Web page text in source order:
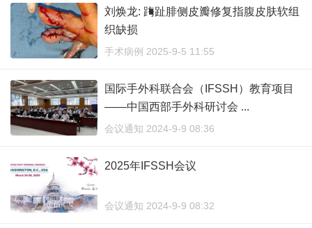
刘焕龙: 踇趾腓侧皮瓣修复指腹皮肤软组
织缺损
手术病例 2025-9-5 11:55
国际手外科联合会（IFSSH）教育项目
——中国西部手外科研讨会 ...
会议通知 2024-9-9 08:36
2025年IFSSH会议
会议通知 2024-9-9 08:32